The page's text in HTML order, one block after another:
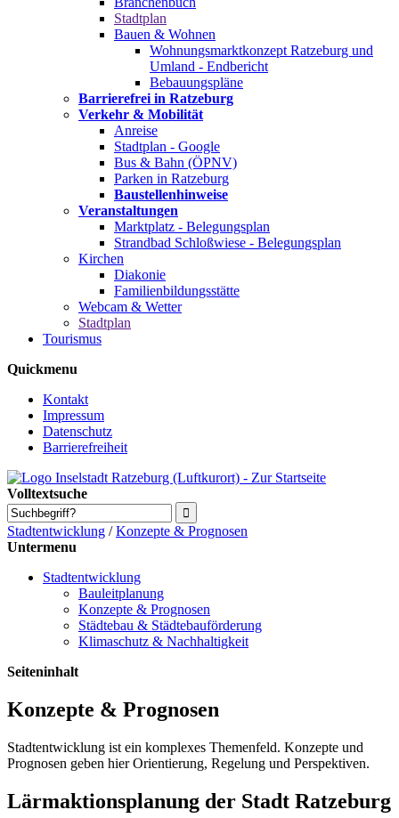
Stadtplan
Bauen & Wohnen
Wohnungsmarktkonzept Ratzeburg und
Umland - Endbericht
Bebauungspläne
Barrierefrei in Ratzeburg
Verkehr & Mobilität
Anreise
Stadtplan - Google
Bus & Bahn (ÖPNV)
Parken in Ratzeburg
Baustellenhinweise
Veranstaltungen
Marktplatz - Belegungsplan
Strandbad Schloßwiese - Belegungsplan
Kirchen
Diakonie
Familienbildungsstätte
Webcam & Wetter
Stadtplan
Tourismus
Quickmenu
Kontakt
Impressum
Datenschutz
Barrierefreiheit
Volltextsuche
Stadtentwicklung /Konzepte & Prognosen
Untermenu
Stadtentwicklung
Bauleitplanung
Konzepte & Prognosen
Städtebau & Städtebauförderung
Klimaschutz & Nachhaltigkeit
Seiteninhalt
Konzepte & Prognosen
Stadtentwicklung ist ein komplexes Themenfeld. Konzepte und
Prognosen geben hier Orientierung, Regelung und Perspektiven.
Lärmaktionsplanung der Stadt Ratzeburg